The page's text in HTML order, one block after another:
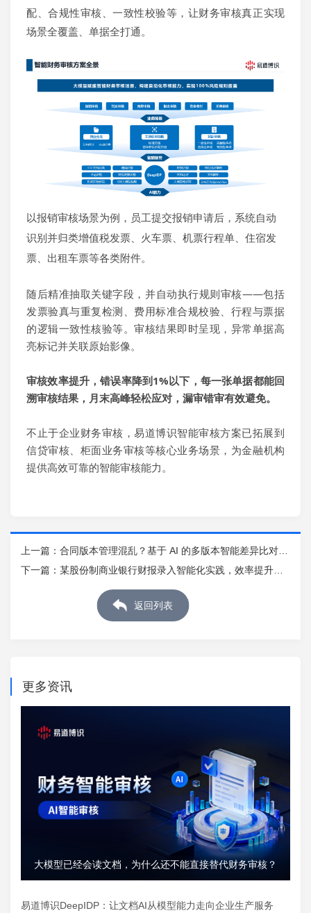
配 、合规性审核、一致性校验等 ，让财务审核真正实现
场景全覆盖、单据全打通。
以报销审核场景为例，员工提交报销申请后，系统自动
识别并归类增值税发票、火车票、机票行程单、住宿发
票、出租车票等各类附件。
随后精准抽取关键字段，并自动执行规则审核——包括
发票验真与重复检测、费用标准合规校验、行程与票据
的逻辑一致性核验等。审核结果即时呈现，异常单据高
亮标记并关联原始影像。
审核效率提升，错误率降到1%以下，每一张单据都能回
溯审核结果 ， 月末高峰轻松应对，漏审错审有效避免。
不止于企业财务审核，易道博识智能审核方案已拓展到
信贷审核 柜面业务审核等核心业务场景 ， 为金融机构
提供高效可靠的智能审核能力。
上一篇： 合同版本管理混乱？基于 AI 的多版本智能差异比对方
案
下一篇： 某股份制商业银行财报录入智能化实践，效率提升超
返回列表
更多资讯
大模型已经会读文档，为什么还不能直接替代财务审核？
易道博识DeepIDP：让文档AI从模型能力走向企业生产服务